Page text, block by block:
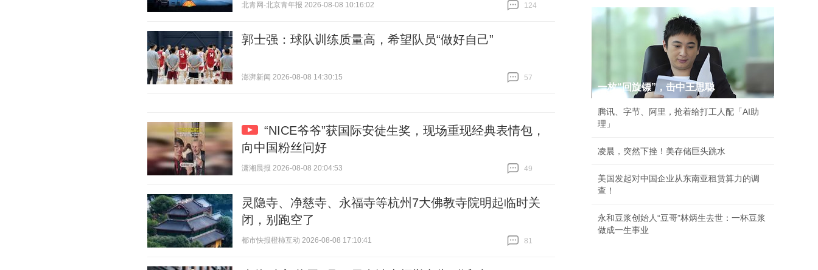
北青网-北京青年报 2026-08-08 10:16:02
124
郭士强：球队训练质量高，希望队员“做好自己”
澎湃新闻 2026-08-08 14:30:15
57
“NICE爷爷”获国际安徒生奖，现场重现经典表情包，
向中国粉丝问好
潇湘晨报 2026-08-08 20:04:53
49
灵隐寺、净慈寺、永福寺等杭州7大佛教寺院明起临时关
闭，别跑空了
都市快报橙柿互动 2026-08-08 17:10:41
81
一枚“回旋镖”，击中王思聪
腾讯、字节、阿里，抢着给打工人配「AI助
理」
凌晨，突然下挫！美存储巨头跳水
美国发起对中国企业从东南亚租赁算力的调
查！
永和豆浆创始人“豆哥”林炳生去世：一杯豆浆
做成一生事业